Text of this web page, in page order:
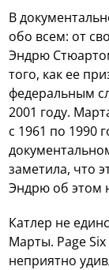
В
обо всем: от
Эндрю
того, как ее
федеральным
2001 году.
с 1961 по 1990
заметила, что
Эндрю об этом
Катлер не
Марты. Page
неприятно